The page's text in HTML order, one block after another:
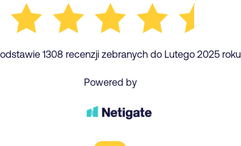
1308 recenzji zebranych do Lutego 2025 roku
Powered by